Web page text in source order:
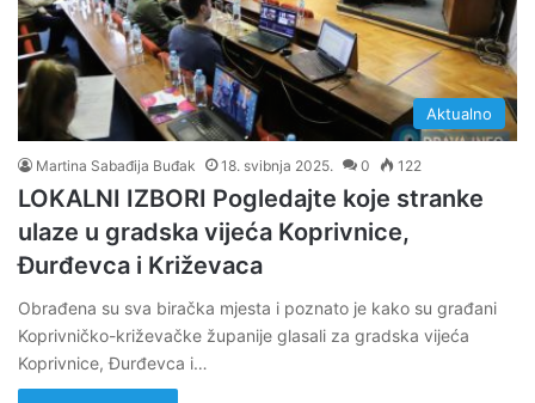
Aktualno
Martina Sabađija Buđak 18. svibnja 2025. 0 122
LOKALNI IZBORI Pogledajte koje stranke
ulaze u gradska vijeća Koprivnice,
Đurđevca i Križevaca
Obrađena su sva biračka mjesta i poznato je kako su građani
Koprivničko-križevačke županije glasali za gradska vijeća
Koprivnice, Đurđevca i…